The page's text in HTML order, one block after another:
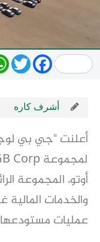
WhatsApp
TwitterFacebook
أشرف كاره
أعلنت "جي بي
أوتو، المجموعة
والخدمات المالية
عمليات